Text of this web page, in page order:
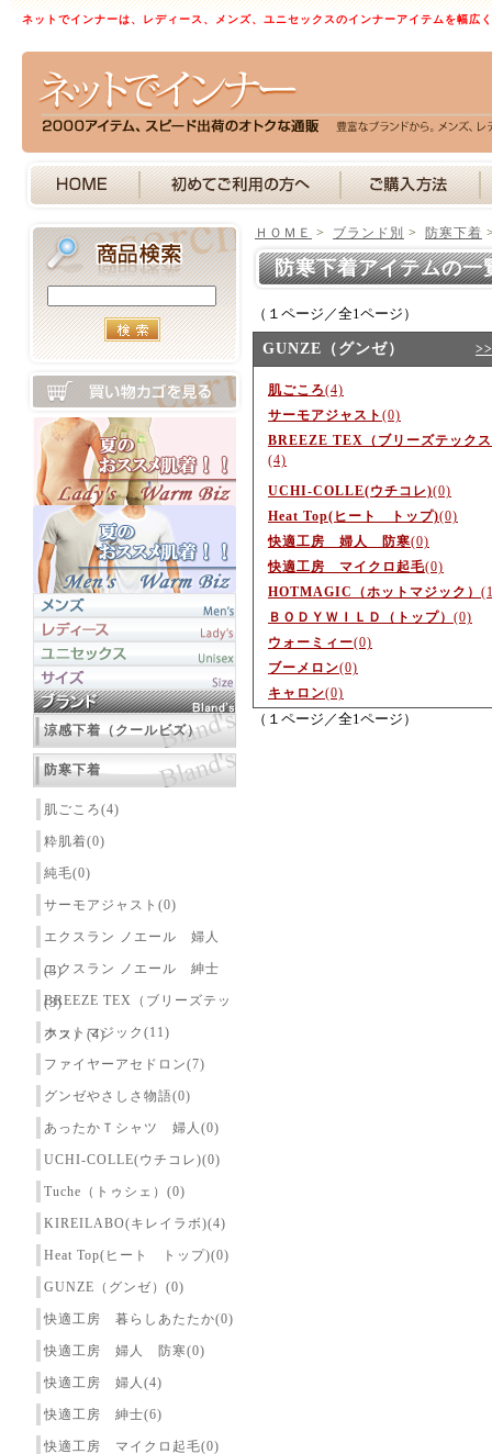
ネットでインナーは、レディース、メンズ、ユニセックスのインナーアイテムを幅広
涼感下着（クールビズ）
防寒下着
肌ごころ(4)
粋肌着(0)
純毛(0)
サーモアジャスト(0)
エクスラン ノエール 婦人
(3)
エクスラン ノエール 紳士
(3)
BREEZE TEX（ブリーズテッ
クス）(4)
ホットマジック(11)
ファイヤーアセドロン(7)
グンゼやさしさ物語(0)
あったかＴシャツ 婦人(0)
UCHI-COLLE(ウチコレ)(0)
Tuche（トゥシェ）(0)
KIREILABO(キレイラボ)(4)
Heat Top(ヒート トップ)(0)
GUNZE（グンゼ）(0)
快適工房 暮らしあたたか(0)
快適工房 婦人 防寒(0)
快適工房 婦人(4)
快適工房 紳士(6)
快適工房 マイクロ起毛(0)
ＨＯＭＥ > ブランド別 > 防寒下着
防寒下着アイテムの
（１ページ／全1ページ）
GUNZE（グンゼ）
肌ごころ(4)
サーモアジャスト (0)
BREEZE TEX（ブリーズテック
(4)
UCHI-COLLE(ウチコレ)(0)
Heat Top(ヒート トップ)(0)
快適工房 婦人 防寒(0)
快適工房 マイクロ起毛(0)
HOTMAGIC（ホットマジック）
ＢＯＤＹＷＩＬＤ（トップ） (0)
ウォーミィー(0)
ブーメロン(0)
キャロン(0)
（１ページ／全1ページ）